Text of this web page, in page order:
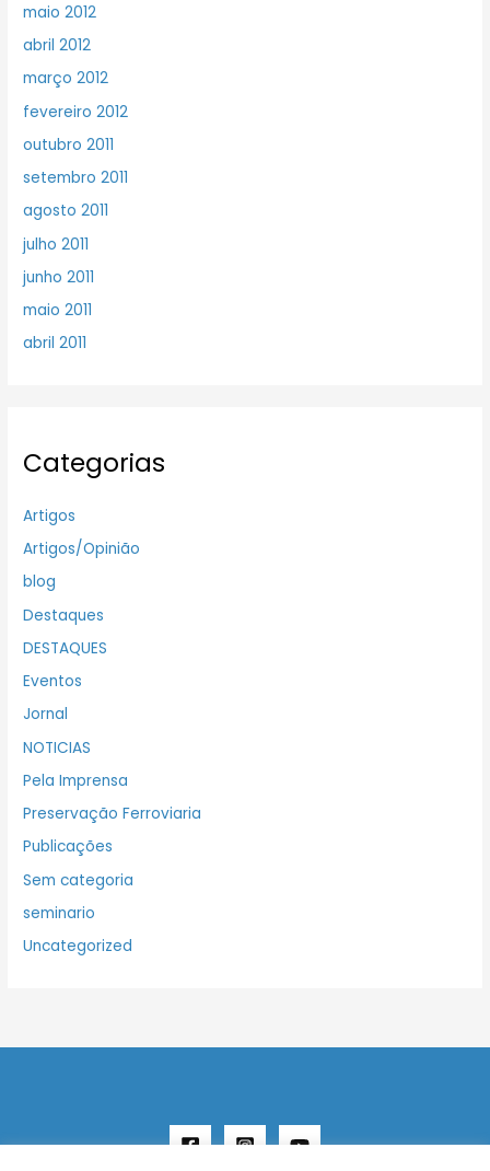
maio 2012
abril 2012
março 2012
fevereiro 2012
outubro 2011
setembro 2011
agosto 2011
julho 2011
junho 2011
maio 2011
abril 2011
Categorias
Artigos
Artigos/Opinião
blog
Destaques
DESTAQUES
Eventos
Jornal
NOTICIAS
Pela Imprensa
Preservação Ferroviaria
Publicações
Sem categoria
seminario
Uncategorized